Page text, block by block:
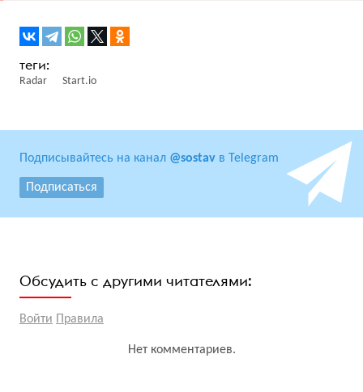
Radar Start.io
Подписывайтесь на канал @sostav в Telegram
Подписаться
Обсудить с другими читателями:
Войти Правила
Нет комментариев.